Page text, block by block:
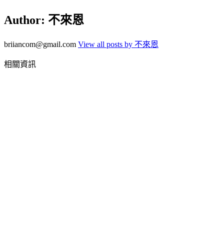
Author: 不來恩
briiancom@gmail.com View all posts by 不來恩
相關資訊